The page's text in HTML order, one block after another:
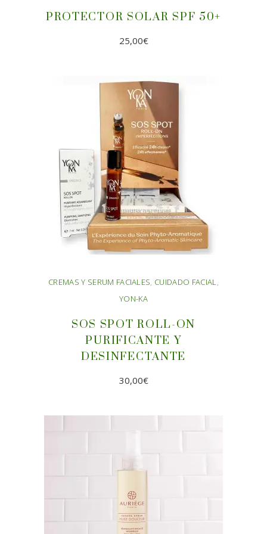
PROTECTOR SOLAR SPF 50+
25,00€
AÑADIR AL CARRITO
CREMAS Y SERUM FACIALES, CUIDADO FACIAL,
YON-KA
SOS SPOT ROLL-ON
PURIFICANTE Y
DESINFECTANTE
30,00€